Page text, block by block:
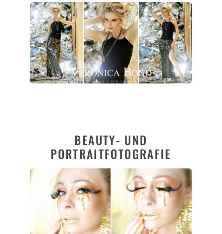
Contact me
BEAUTY- UND
PORTRAITFOTOGRAFIE